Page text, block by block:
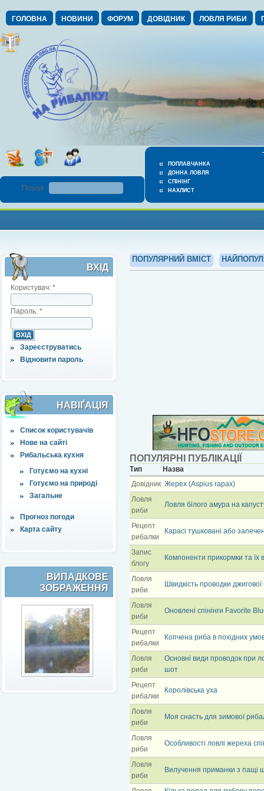
ГОЛОВНА НОВИНИ ФОРУМ ДОВІДНИК ЛОВЛЯ РИБИ
ПОПЛАВЧАНКА
ДОННА ЛОВЛЯ
СПІНІНГ
НАХЛИСТ
Пошук :
ВХІД
Користувач: *
Пароль: *
Зареєструватись
Відновити пароль
НАВІҐАЦІЯ
Список користувачів
Нове на сайті
Рибальська кухня
Готуємо на кухні
Готуємо на природі
Загальне
Прогноз погоди
Карта сайту
ВИПАДКОВЕ
ЗОБРАЖЕННЯ
ПОПУЛЯРНИЙ ВМІСТ
ПОПУЛЯРНІ ПУБЛІКАЦІЇ
Тип
Назва
Довідник Жерех (Aspius rapax)
Ловля
риби
Ловля білого амура на
Рецепт
рибалки
Карасі тушковані або
Запис
блогу
Компоненти прикормки та їх
Ловля
риби
Швидкість проводки
Ловля
риби
Оновлені спінінги Favorite
Рецепт
рибалки
Копчена риба в похідних
Ловля
риби
Основні види проводок при
шот
Рецепт
рибалки
Королівська уха
Ловля
риби
Моя снасть для зимової
Ловля
риби
Особливості ловлі жереха
Ловля
риби
Вилучення приманки з пащі